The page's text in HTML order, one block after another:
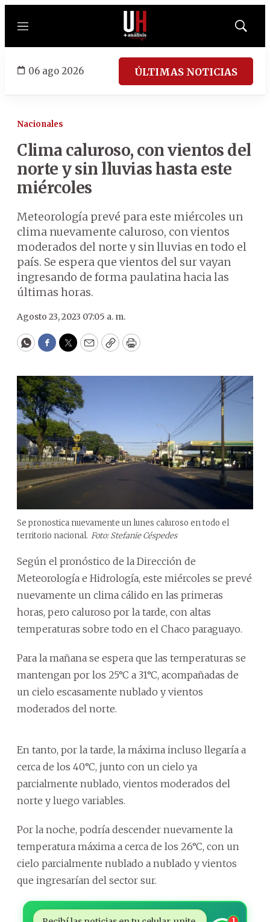
Menú
Mostrar
06 ago 2026 ÚLTIMAS NOTICIAS
Nacionales
Clima caluroso, con vientos del
norte y sin lluvias hasta este
miércoles
Meteorología prevé para este miércoles un
clima nuevamente caluroso, con vientos
moderados del norte y sin lluvias en todo el
país. Se espera que vientos del sur vayan
ingresando de forma paulatina hacia las
últimas horas.
Agosto 23, 2023 07:05 a. m.
WhatsApp
Facebook
Twitter
EmailCopyPrint
Se pronostica nuevamente un lunes caluroso en todo el
territorio nacional. Foto: Stefanie Céspedes
Según el pronóstico de la Dirección de
Meteorología e Hidrología, este miércoles se prevé
nuevamente un clima cálido en las primeras
horas, pero caluroso por la tarde, con altas
temperaturas sobre todo en el Chaco paraguayo.
Para la mañana se espera que las temperaturas se
mantengan por los 25°C a 31°C, acompañadas de
un cielo escasamente nublado y vientos
moderados del norte.
En tanto, por la tarde, la máxima incluso llegaría a
cerca de los 40°C, junto con un cielo ya
parcialmente nublado, vientos moderados del
norte y luego variables.
Por la noche, podría descender nuevamente la
temperatura máxima a cerca de los 26°C, con un
cielo parcialmente nublado a nublado y vientos
que ingresarían del sector sur.